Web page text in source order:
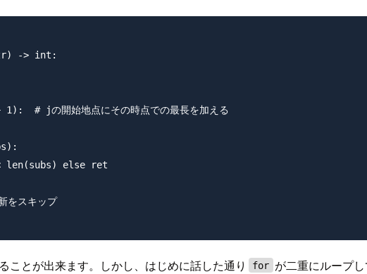
-> int:
# jの開始地点にその時点での最長を加える
len(subs) else ret
をスキップ
ことが出来ます。しかし、はじめに話した通り for が二重にループ